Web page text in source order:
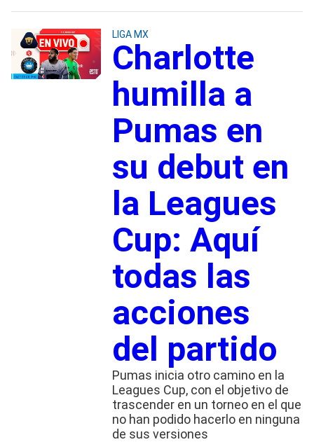
LIGA MX
Charlotte
humilla a
Pumas en
su debut en
la Leagues
Cup: Aquí
todas las
acciones
del partido
Pumas inicia otro camino en la
Leagues Cup, con el objetivo de
trascender en un torneo en el que
no han podido hacerlo en ninguna
de sus versiones